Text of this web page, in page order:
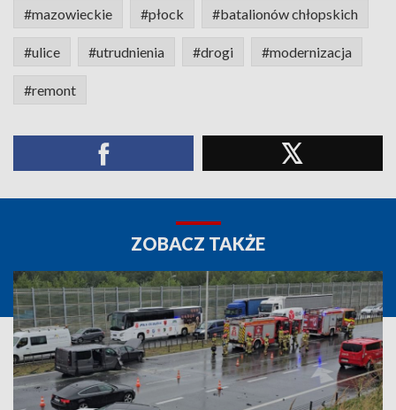
#mazowieckie #płock #batalionów chłopskich
#ulice #utrudnienia #drogi #modernizacja
#remont
ZOBACZ TAKŻE